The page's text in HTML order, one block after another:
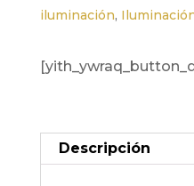
iluminación,
Descripción